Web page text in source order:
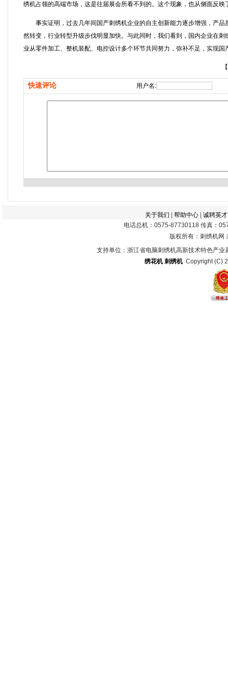
绣机占领的高端市场，这是往届展会所看不到的。这个现象，也从侧面反
事实证明，过去几年间国产刺绣机企业的自主创新能力逐步增强，产品
然转变，行业转型升级步伐明显加快。与此同时，我们看到，国内企业在
业从零件加工、整机装配、电控设计多个环节共同努力，弥补不足，实现国
快速评论 用户名:
关于我们 帮助中心| 诚聘英才
电话总机：0575-87730118 传真：
版权所有：刺绣机网
支持单位：浙江省电脑刺绣机高新技术特色产
绣花机 刺绣机Copyright (C)